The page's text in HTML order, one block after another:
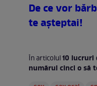
De ce vor
te aşteptai!
În articolul10 lucruri
numărul cinci o să